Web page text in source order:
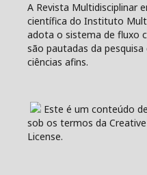
A Revista Multidisciplinar
científica do Instituto
adota o sistema de fluxo
são pautadas da
ciências afins.
Este é um conteúdo
sob os termos da
License.